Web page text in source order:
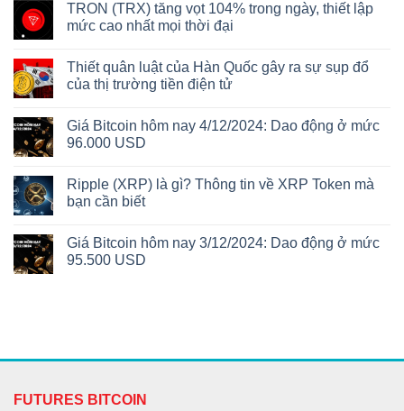
TRON (TRX) tăng vọt 104% trong ngày, thiết lập
mức cao nhất mọi thời đại
Thiết quân luật của Hàn Quốc gây ra sự sụp đổ
của thị trường tiền điện tử
Giá Bitcoin hôm nay 4/12/2024: Dao động ở mức
96.000 USD
Ripple (XRP) là gì? Thông tin về XRP Token mà
bạn cần biết
Giá Bitcoin hôm nay 3/12/2024: Dao động ở mức
95.500 USD
FUTURES BITCOIN